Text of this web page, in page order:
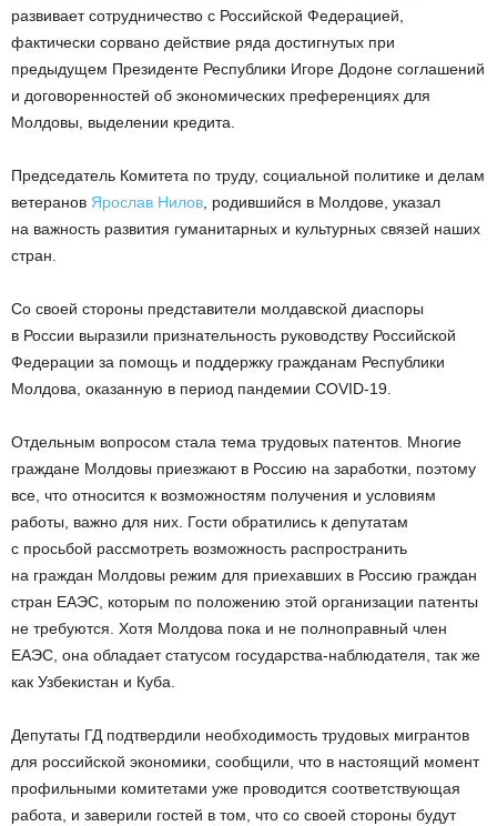
развивает сотрудничество с Российской Федерацией,
фактически сорвано действие ряда достигнутых при
предыдущем Президенте Республики Игоре Додоне соглашений
и договоренностей об экономических преференциях для
Молдовы, выделении кредита.
Председатель Комитета по труду, социальной политике и делам
ветеранов Ярослав Нилов, родившийся в Молдове, указал
на важность развития гуманитарных и культурных связей наших
стран.
Со своей стороны представители молдавской диаспоры
в России выразили признательность руководству Российской
Федерации за помощь и поддержку гражданам Республики
Молдова, оказанную в период пандемии COVID-19.
Отдельным вопросом стала тема трудовых патентов. Многие
граждане Молдовы приезжают в Россию на заработки, поэтому
все, что относится к возможностям получения и условиям
работы, важно для них. Гости обратились к депутатам
с просьбой рассмотреть возможность распространить
на граждан Молдовы режим для приехавших в Россию граждан
стран ЕАЭС, которым по положению этой организации патенты
не требуются. Хотя Молдова пока и не полноправный член
ЕАЭС, она обладает статусом государства-наблюдателя, так же
как Узбекистан и Куба.
Депутаты ГД подтвердили необходимость трудовых мигрантов
для российской экономики, сообщили, что в настоящий момент
профильными комитетами уже проводится соответствующая
работа, и заверили гостей в том, что со своей стороны будут